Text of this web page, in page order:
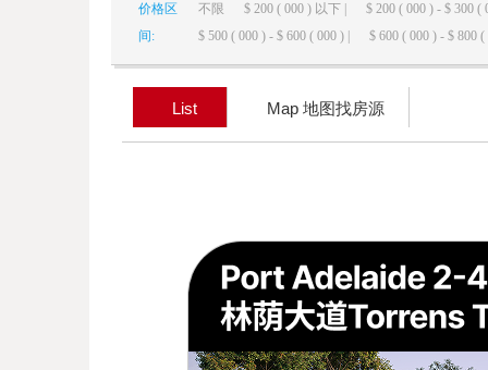
价格区
间:
不限 $ 200 ( 000 ) 以下 |
$ 200 ( 000 ) - $ 300 (
$ 500 ( 000 ) - $ 600 ( 000 ) |
$ 600 ( 000 ) - $ 800 (
List Map 地图找房源